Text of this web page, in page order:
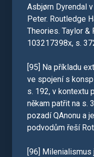
Asbjørn Dyrendal v
Peter. Routledge
Theories. Taylor &
103217398x, s.
[95] Na příkladu
ve spojení s
s. 192, v kontextu
někam patřit na s.
pozadí QAnonu a
podvodům řeší
[96]